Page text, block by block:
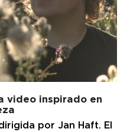
video inspirado en
por Jan Haft. El